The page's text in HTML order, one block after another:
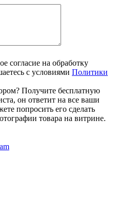
согласие на обработку
с условиями Политики
Получите бесплатную
он ответит на все ваши
попросить его сделать
товара на витрине.